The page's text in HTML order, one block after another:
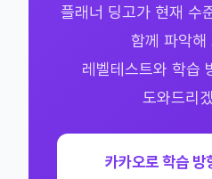
플래너 딩고가 현재 수
함께 파악해
레벨테스트와 학습
도와드리
카카오로 학습